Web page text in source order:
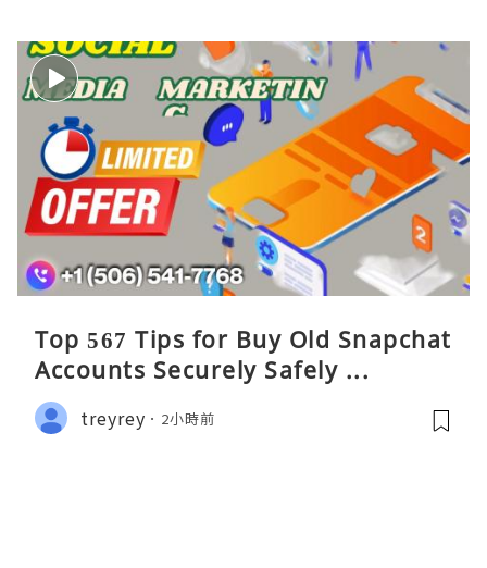
Top 567 Tips for Buy Old Snapchat
Accounts Securely Safely ...
treyrey 2小時前